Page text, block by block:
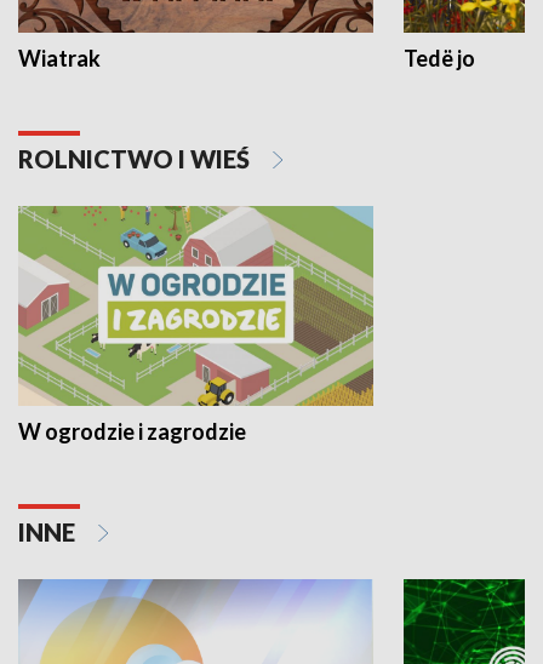
Wiatrak Tedë jo
ROLNICTWO I WIEŚ
W ogrodzie i zagrodzie
INNE